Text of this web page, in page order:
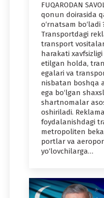
FUQARODAN
qonun doirasida
o‘rnatsam bo‘ladi
Transportdagi
transport
harakati
etilgan holda,
egalari va
nisbatan boshqa
ega bo‘lgan
shartnomalar
oshiriladi.
foydalanishdagi
metropoliten
portlar va
yo‘lovchilarga…